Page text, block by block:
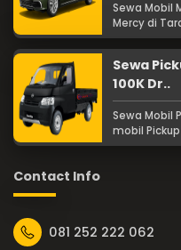
Sewa Mobil
Mercy di
Sewa
100K Dr..
Sewa Mobil
mobil
Contact Info
081 252 222 062